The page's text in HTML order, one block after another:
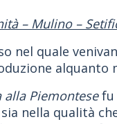
– Mulino –
nel quale
alquanto
alla Piemontesefu
nella qualità